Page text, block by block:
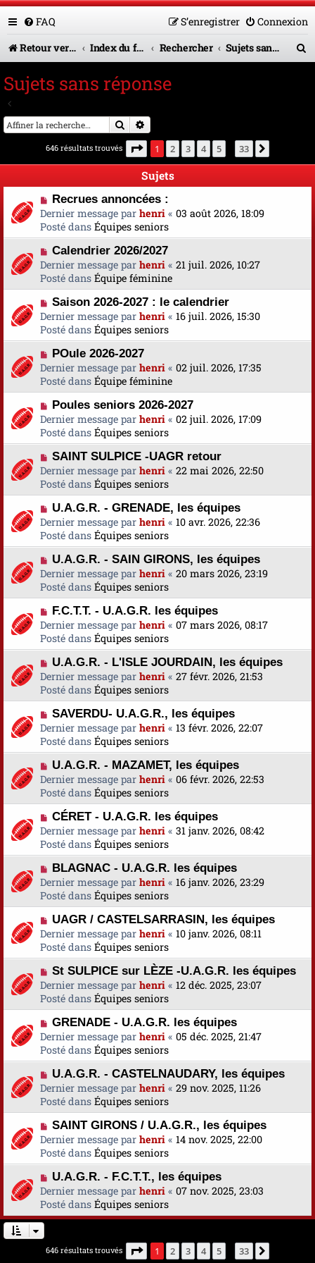
FAQ Connexion
S’enregistrer
Retour vers le site U.A.G.R.
Index du forum Rechercher Sujets sans réponse
Sujets sans réponse
Rechercher
646 résultats trouvés Page 1sur33
1 2 3 4 5 33
Sujets
N
o
u
v
e
a
u
m
e
s
s
a
g
e
Recrues annoncées :
Dernier message par henri « 03 août 2026, 18:09
Posté dans Équipes seniors
N
o
u
v
e
a
u
m
e
s
s
a
g
e
Calendrier 2026/2027
Dernier message par henri « 21 juil. 2026, 10:27
Posté dans Équipe féminine
N
o
u
v
e
a
u
m
e
s
s
a
g
e
Saison 2026-2027 : le calendrier
Dernier message par henri « 16 juil. 2026, 15:30
Posté dans Équipes seniors
N
o
u
v
e
a
u
m
e
s
s
a
g
e
POule 2026-2027
Dernier message par henri « 02 juil. 2026, 17:35
Posté dans Équipe féminine
N
o
u
v
e
a
u
m
e
s
s
a
g
e
Poules seniors 2026-2027
Dernier message par henri « 02 juil. 2026, 17:09
Posté dans Équipes seniors
N
o
u
v
e
a
u
m
e
s
s
a
g
e
SAINT SULPICE -UAGR retour
Dernier message par henri « 22 mai 2026, 22:50
Posté dans Équipes seniors
N
o
u
v
e
a
u
m
e
s
s
a
g
e
U.A.G.R. - GRENADE, les équipes
Dernier message par henri « 10 avr. 2026, 22:36
Posté dans Équipes seniors
N
o
u
v
e
a
u
m
e
s
s
a
g
e
U.A.G.R. - SAIN GIRONS, les équipes
Dernier message par henri « 20 mars 2026, 23:19
Posté dans Équipes seniors
N
o
u
v
e
a
u
m
e
s
s
a
g
e
F.C.T.T. - U.A.G.R. les équipes
Dernier message par henri « 07 mars 2026, 08:17
Posté dans Équipes seniors
N
o
u
v
e
a
u
m
e
s
s
a
g
e
U.A.G.R. - L'ISLE JOURDAIN, les équipes
Dernier message par henri « 27 févr. 2026, 21:53
Posté dans Équipes seniors
N
o
u
v
e
a
u
m
e
s
s
a
g
e
SAVERDU- U.A.G.R., les équipes
Dernier message par henri « 13 févr. 2026, 22:07
Posté dans Équipes seniors
N
o
u
v
e
a
u
m
e
s
s
a
g
e
U.A.G.R. - MAZAMET, les équipes
Dernier message par henri « 06 févr. 2026, 22:53
Posté dans Équipes seniors
N
o
u
v
e
a
u
m
e
s
s
a
g
e
CÉRET - U.A.G.R. les équipes
Dernier message par henri « 31 janv. 2026, 08:42
Posté dans Équipes seniors
N
o
u
v
e
a
u
m
e
s
s
a
g
e
BLAGNAC - U.A.G.R. les équipes
Dernier message par henri « 16 janv. 2026, 23:29
Posté dans Équipes seniors
N
o
u
v
e
a
u
m
e
s
s
a
g
e
UAGR / CASTELSARRASIN, les équipes
Dernier message par henri « 10 janv. 2026, 08:11
Posté dans Équipes seniors
N
o
u
v
e
a
u
m
e
s
s
a
g
e
St SULPICE sur LÈZE -U.A.G.R. les équipes
Dernier message par henri « 12 déc. 2025, 23:07
Posté dans Équipes seniors
N
o
u
v
e
a
u
m
e
s
s
a
g
e
GRENADE - U.A.G.R. les équipes
Dernier message par henri « 05 déc. 2025, 21:47
Posté dans Équipes seniors
N
o
u
v
e
a
u
m
e
s
s
a
e
U.A.G.R. - CASTELNAUDARY, les équipes
Dernier message par henri « 29 nov. 2025, 11:26
Posté dans Équipes seniors
N
o
u
v
e
a
u
m
s
SAINT GIRONS / U.A.G.R., les équipes
Dernier message par henri « 14 nov. 2025, 22:00
Posté dans Équipes seniors
N
o
u
v
u
U.A.G.R. - F.C.T.T., les équipes
Dernier message par henri « 07 nov. 2025, 23:03
Posté dans Équipes seniors
646 résultats trouvés Page 1sur33
1 2 3 4 5 33